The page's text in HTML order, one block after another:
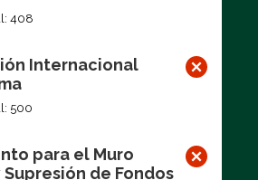
408
Internacional
500
para el Muro
de Fondos